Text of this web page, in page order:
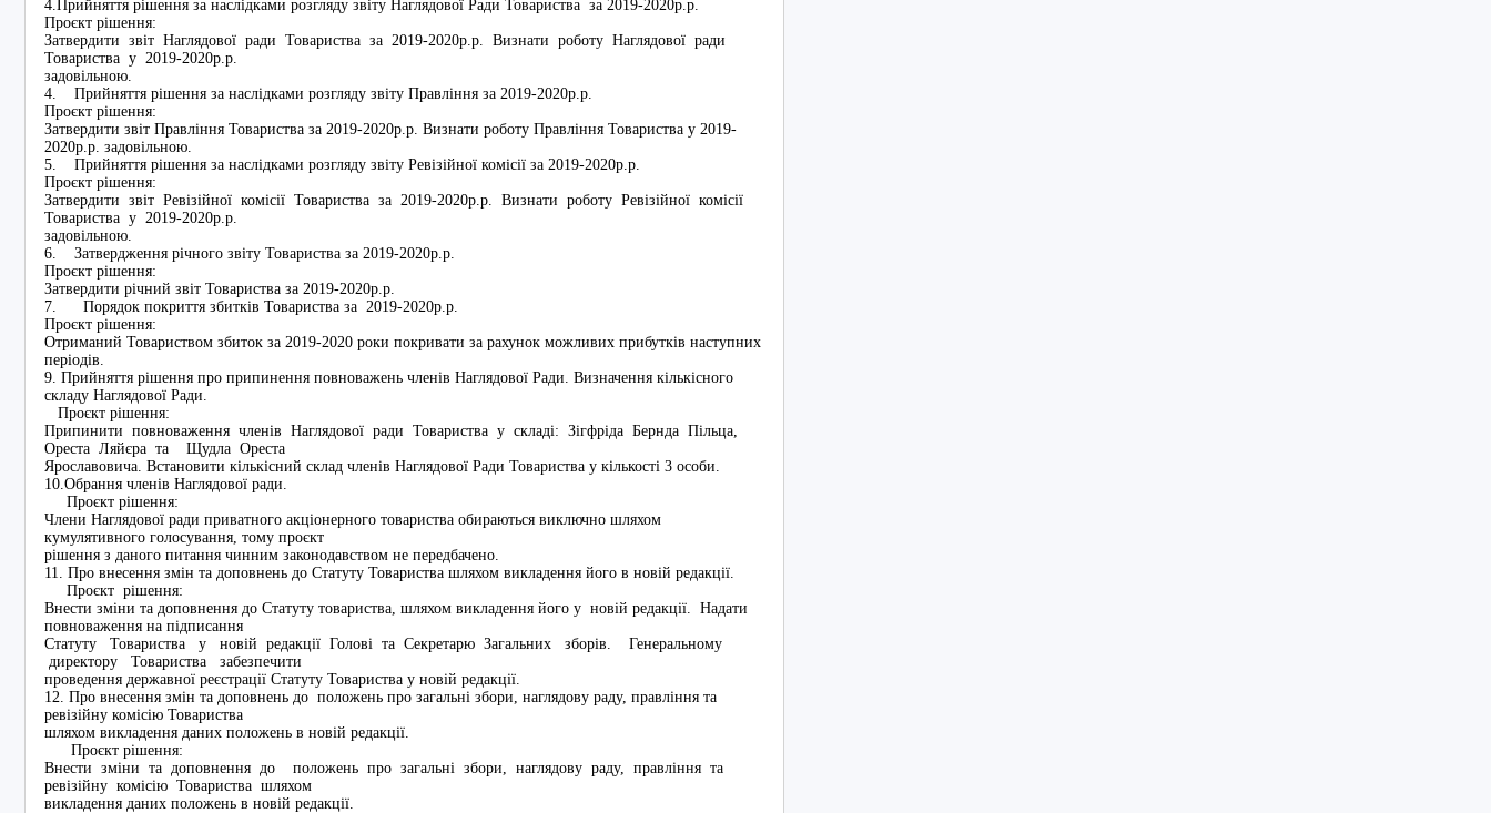
4.Прийняття рішення за наслідками розгляду звіту Наглядової Ради Товариства за 2019-2020р.р.
Проєкт рішення:
Затвердити звіт Наглядової ради Товариства за 2019-2020р.р. Визнати роботу Наглядової ради
Товариства у 2019-2020р.р.
задовільною.
4. Прийняття рішення за наслідками розгляду звіту Правління за 2019-2020р.р.
Проєкт рішення:
Затвердити звіт Правління Товариства за 2019-2020р.р. Визнати роботу Правління Товариства у 2019-
2020р.р. задовільною.
5. Прийняття рішення за наслідками розгляду звіту Ревізійної комісії за 2019-2020р.р.
Проєкт рішення:
Затвердити звіт Ревізійної комісії Товариства за 2019-2020р.р. Визнати роботу Ревізійної комісії
Товариства у 2019-2020р.р.
задовільною.
6. Затвердження річного звіту Товариства за 2019-2020р.р.
Проєкт рішення:
Затвердити річний звіт Товариства за 2019-2020р.р.
7. Порядок покриття збитків Товариства за 2019-2020р.р.
Проєкт рішення:
Отриманий Товариством збиток за 2019-2020 роки покривати за рахунок можливих прибутків наступних
періодів.
9. Прийняття рішення про припинення повноважень членів Наглядової Ради. Визначення кількісного
складу Наглядової Ради.
Проєкт рішення:
Припинити повноваження членів Наглядової ради Товариства у складі: Зігфріда Бернда Пільца,
Ореста Ляйєра та Щудла Ореста
Ярославовича. Встановити кількісний склад членів Наглядової Ради Товариства у кількості 3 особи.
10.Обрання членів Наглядової ради.
Проєкт рішення:
Члени Наглядової ради приватного акціонерного товариства обираються виключно шляхом
кумулятивного голосування, тому проєкт
рішення з даного питання чинним законодавством не передбачено.
11. Про внесення змін та доповнень до Статуту Товариства шляхом викладення його в новій редакції.
Проєкт рішення:
Внести зміни та доповнення до Статуту товариства, шляхом викладення його у новій редакції. Надати
повноваження на підписання
Статуту Товариства у новій редакції Голові та Секретарю Загальних зборів. Генеральному
директору Товариства забезпечити
проведення державної реєстрації Статуту Товариства у новій редакції.
12. Про внесення змін та доповнень до положень про загальні збори, наглядову раду, правління та
ревізійну комісію Товариства
шляхом викладення даних положень в новій редакції.
Проєкт рішення:
Внести зміни та доповнення до положень про загальні збори, наглядову раду, правління та
ревізійну комісію Товариства шляхом
викладення даних положень в новій редакції.